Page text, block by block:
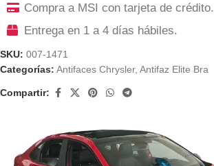
Compra a MSI con tarjeta de crédito.
Entrega en 1 a 4 días hábiles.
SKU: 007-1471
Categorías: Antifaces Chrysler, Antifaz Elite Bra
Compartir: